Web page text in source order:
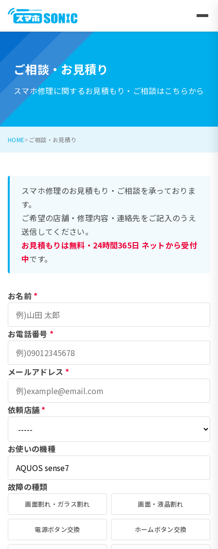
ご相談・お見積り
スマホ修理に関するお見積もり・ご相談はこちらから
HOME ご相談・お見積り
スマホ修理のお見積もり・ご相談を承っておりま
す。
ご希望の店舗・修理内容・連絡先をご記入のうえ
送信してください。
お見積もりは無料・24時間365日 ネットから受付
中です。
お名前 *
お電話番号 *
メールアドレス *
依頼店舗 *
お使いの機種
故障の種類
画面割れ・ガラス割れ 画面・液晶割れ
電源ボタン交換 ホームボタン交換